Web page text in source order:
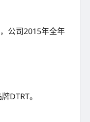
公司2015年全年
DTRT。